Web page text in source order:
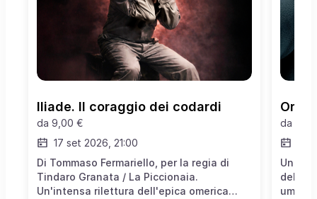
Iliade. Il coraggio dei codardi
da 9,00 €
17 set 2026, 21:00
Di Tommaso Fermariello, per la regia di
Tindaro Granata / La Piccionaia.
Un'intensa rilettura dell'epica omerica
da
della